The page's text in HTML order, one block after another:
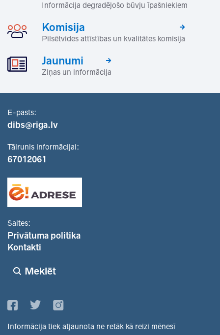
Informācija degradējošo būvju īpašniekiem
Komisija
Pilsētvides attīstības un kvalitātes komisija
Jaunumi
Ziņas un informācija
E-pasts:
dibs@riga.lv
Tālrunis informācijai:
67012061
Saites:
Privātuma politika
Kontakti
Meklēt
Informācija tiek atjaunota ne retāk kā reizi mēnesī